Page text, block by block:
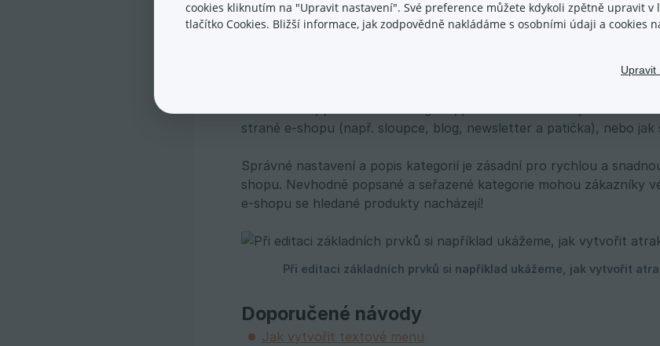
Práce s editorem šablony – design eshopu
3. Editace základních prvků e-shopu
Nyní se podíváme, jak nastavit základy vašeho e-shopu, bez
hlavní menu, produktové kategorie, jak nastavit obrázky v
straně e-shopu (např. sloupce, blog, newsletter a patička), nebo jak
Správné nastavení a popis kategorií je zásadní pro rychlou a
shopu. Nevhodně popsané a seřazené kategorie mohou
e-shopu se hledané produkty nacházejí!
Doporučené návody
Jak vytvořit textové menu
cookies kliknutím na "Upravit nastavení". Své preference můžete kdykoli zpětně upravit
tlačítko Cookies. Bližší informace, jak zodpovědně nakládáme s osobními údaji a cookies
Upravit